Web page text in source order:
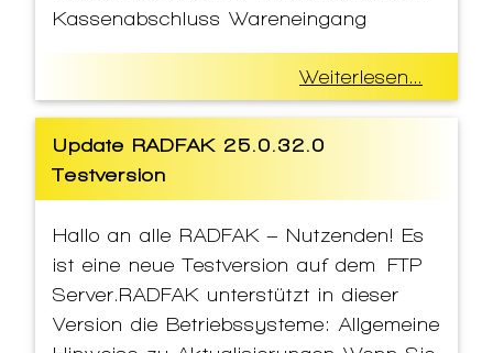
Kassenabschluss Wareneingang
Weiterlesen...
Update RADFAK 25.0.32.0
Testversion
Hallo an alle RADFAK – Nutzenden! Es
ist eine neue Testversion auf dem FTP
Server.RADFAK unterstützt in dieser
Version die Betriebssysteme: Allgemeine